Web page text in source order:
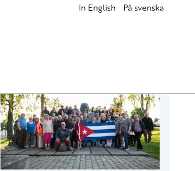
In English På svenska